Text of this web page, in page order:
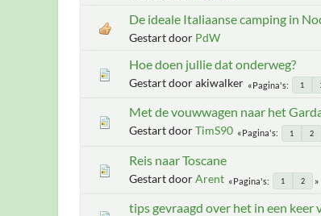
De ideale Italiaanse camping in
Gestart door PdW
Hoe doen jullie dat onderweg?
Gestart door akiwalker Pagina's 1
Met de vouwwagen naar het
Gestart doorTimS90 Pagina's 1 2
Reis naar Toscane
Gestart doorArent Pagina's 1 2
tips gevraagd over het in een